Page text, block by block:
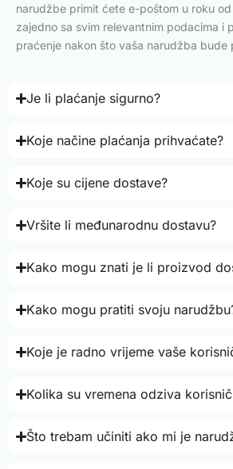
narudžbe primit ćete e-poštom u roku od
zajedno sa svim relevantnim podacima i
praćenje nakon što vaša narudžba bude
Je li plaćanje sigurno?
Koje načine plaćanja prihvaćate?
Koje su cijene dostave?
Vršite li međunarodnu dostavu?
Kako mogu znati je li proizvod
Kako mogu pratiti svoju
Koje je radno vrijeme vaše
Kolika su vremena odziva
Što trebam učiniti ako mi je